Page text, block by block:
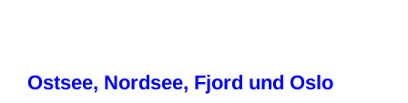
Ostsee, Nordsee, Fjord und Oslo